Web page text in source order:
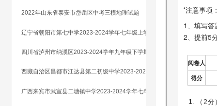
2022年山东省泰安市岱岳区中考三模地理试题